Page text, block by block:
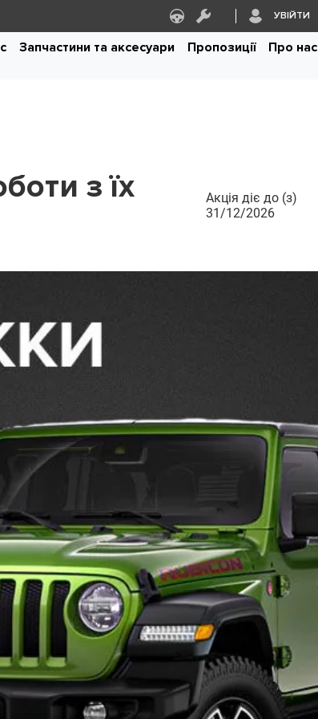
УВІЙТИ
Запчастини та аксесуари Пропозиції Про нас
з їх
Акція діє до (з)
31/12/2026